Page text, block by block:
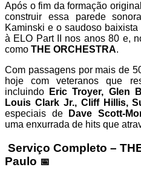
Após o fim da formação
construir essa parede
Kaminski e o saudoso
à ELO Part II nos anos 80 e,
como THE ORCHESTRA.
Com passagens por mais de
hoje com veteranos que
incluindo
Eric Troyer, Glen
Louis Clark Jr., Cliff Hillis,
especiais de
Dave Scott-
uma enxurrada de hits que
Serviço Completo –
Paulo 📅